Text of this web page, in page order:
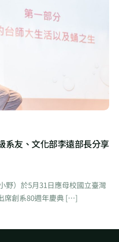
系友、文化部李遠部長分享
）於5月31日應母校國立臺灣
席創系80週年慶典 […]